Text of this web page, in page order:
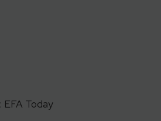
Today